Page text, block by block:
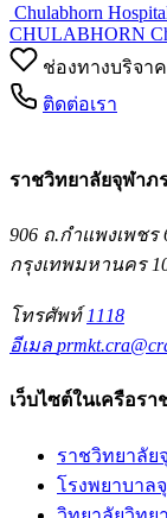
Chulabhorn
CHULABHORN
ช่องทางบริจาค
ติดต่อเรา
ราชวิทยาลัยจุฬาภ
906 ถ.กำแพงเพช
กรุงเทพมหานคร
โทรศัพท์ 1118
อีเมล
เว็บไซต์ในเครือร
ราชวิทยาลั
โรงพยาบาล